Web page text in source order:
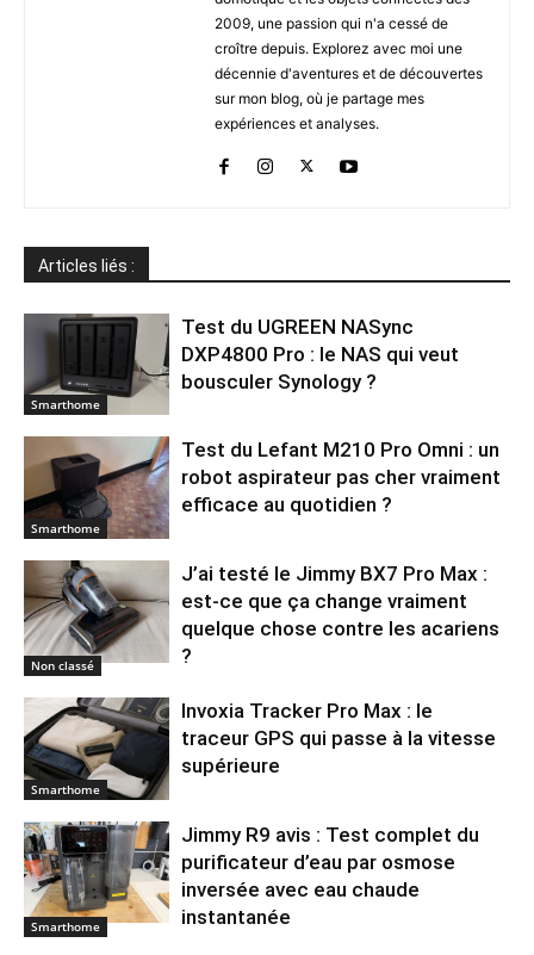
2009, une passion qui n'a cessé de
croître depuis. Explorez avec moi une
décennie d'aventures et de découvertes
sur mon blog, où je partage mes
expériences et analyses.
Articles liés :
Smarthome
Test du UGREEN NASync
DXP4800 Pro : le NAS qui veut
bousculer Synology ?
Smarthome
Test du Lefant M210 Pro Omni : un
robot aspirateur pas cher vraiment
efficace au quotidien ?
Non classé
J’ai testé le Jimmy BX7 Pro Max :
est-ce que ça change vraiment
quelque chose contre les acariens
?
Smarthome
Invoxia Tracker Pro Max : le
traceur GPS qui passe à la vitesse
supérieure
Smarthome
Jimmy R9 avis : Test complet du
purificateur d’eau par osmose
inversée avec eau chaude
instantanée